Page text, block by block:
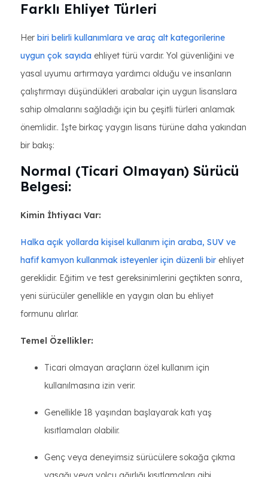
Farklı Ehliyet Türleri
Her biri belirli kullanımlara ve araç alt kategorilerine
uygun çok sayıda ehliyet türü vardır. Yol güvenliğini ve
yasal uyumu artırmaya yardımcı olduğu ve insanların
çalıştırmayı düşündükleri arabalar için uygun lisanslara
sahip olmalarını sağladığı için bu çeşitli türleri anlamak
önemlidir.. İşte birkaç yaygın lisans türüne daha yakından
bir bakış:
Normal (Ticari Olmayan) Sürücü
Belgesi:
Kimin İhtiyacı Var:
Halka açık yollarda kişisel kullanım için araba, SUV ve
hafif kamyon kullanmak isteyenler için düzenli bir ehliyet
gereklidir. Eğitim ve test gereksinimlerini geçtikten sonra,
yeni sürücüler genellikle en yaygın olan bu ehliyet
formunu alırlar.
Temel Özellikler:
Ticari olmayan araçların özel kullanım için
kullanılmasına izin verir.
Genellikle 18 yaşından başlayarak katı yaş
kısıtlamaları olabilir.
Genç veya deneyimsiz sürücülere sokağa çıkma